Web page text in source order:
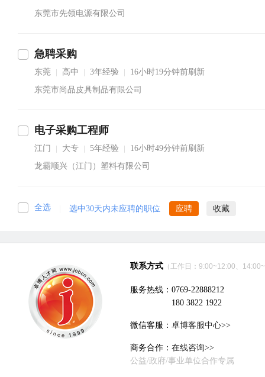
东莞市先领电源有限公司
急聘采购
东莞 高中 3年经验
16小时19分钟前刷新
东莞市尚品皮具制品有限公司
电子采购工程师
江门 大专 5年经验
16小时49分钟前刷新
龙霸顺兴（江门）塑料有限公司
全选 选中30天内未应聘的职位 应聘 收藏
联系方式 （工作日：9:00~12:00、
服务热线：0769-22888212
180 3822 1922
微信客服： 卓博客服中心>>
商务合作： 在线咨询>>
公益/政府/事业单位合作专属